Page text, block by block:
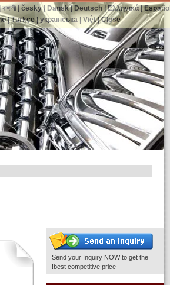
Send your Inquiry NOW to get the
best competitive price!
বাঙ্গালী|česky| Dansk| Deutsch|Ελληνικά|Español
|Türkçe|українська |Việt|Close